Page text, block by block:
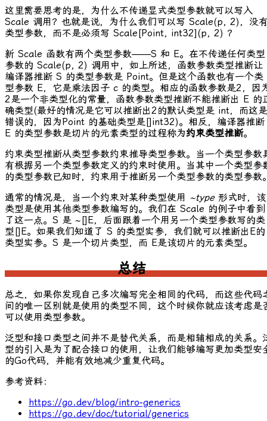
这里需要思考的是，为什么不传递显式类型参数就可以写入
Scale 调用？也就是说，为什么我们可以写 Scale(p, 2) ，没
类型参数，而不是必须写 Scale[Point, int32](p, 2) ？
新 Scale 函数有两个类型参数——S 和 E。在不传递任何类型
参数的 Scale(p, 2) 调用中，如上所述，函数参数类型推断让
编译器推断 S 的类型参数是 Point。但是这个函数也有一个类
型参数 E，它是乘法因子 c 的类型。相应的函数参数是2 ，因
2 是一个非类型化的常量，函数参数类型推断不能推断出 E 的
确类型(最好的情况是它可以推断出2 的默认类型是 int，而这是
错误的，因为Point 的基础类型是[]int32)。相反，编译器推断
E 的类型参数是切片的元素类型的过程称为约束类型推断。
约束类型推断从类型参数约束推导类型参数。当一个类型参数
有根据另一个类型参数定义的约束时使用。当其中一个类型参
的类型参数已知时，约束用于推断另一个类型参数的类型参数
通常的情况是，当一个约束对某种类型使用 ~type形式时，该
类型是使用其他类型参数编写的。我们在 Scale 的例子中看到
了这一点。 S 是 ~[]E，后面跟着一个用另一个类型参数写的类
型[]E。如果我们知道了 S 的类型实参，我们就可以推断出 E的
类型实参。 S 是一个切片类型，而 E是该切片的元素类型。
总结
总之，如果你发现自己多次编写完全相同的代码，而这些代码
间的唯一区别就是使用的类型不同，这个时候你就应该考虑是
可以使用类型参数。
泛型和接口类型之间并不是替代关系，而是相辅相成的关系。
型的引入是为了配合接口的使用，让我们能够编写更加类型安
的Go代码，并能有效地减少重复代码。
参考资料：
https://go.dev/blog/intro-generics
https://go.dev/doc/tutorial/generics